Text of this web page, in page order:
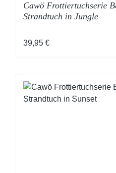
Cawö Frottiertuchserie
Strandtuch in Jungle
Regulärer Preis:
39,95 €